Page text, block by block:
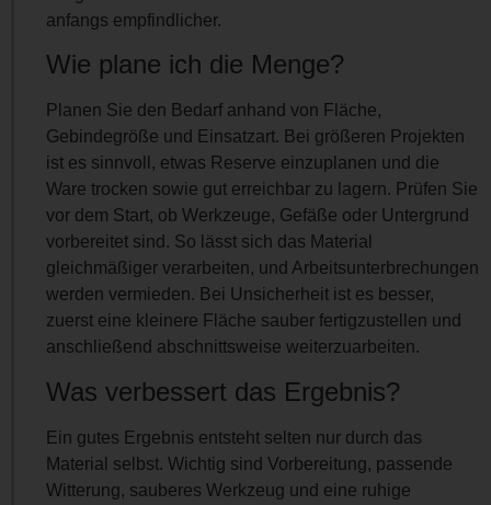
anfangs empfindlicher.
Wie plane ich die Menge?
Planen Sie den Bedarf anhand von Fläche,
Gebindegröße und Einsatzart. Bei größeren Projekten
ist es sinnvoll, etwas Reserve einzuplanen und die
Ware trocken sowie gut erreichbar zu lagern. Prüfen Sie
vor dem Start, ob Werkzeuge, Gefäße oder Untergrund
vorbereitet sind. So lässt sich das Material
gleichmäßiger verarbeiten, und Arbeitsunterbrechungen
werden vermieden. Bei Unsicherheit ist es besser,
zuerst eine kleinere Fläche sauber fertigzustellen und
anschließend abschnittsweise weiterzuarbeiten.
Was verbessert das Ergebnis?
Ein gutes Ergebnis entsteht selten nur durch das
Material selbst. Wichtig sind Vorbereitung, passende
Witterung, sauberes Werkzeug und eine ruhige